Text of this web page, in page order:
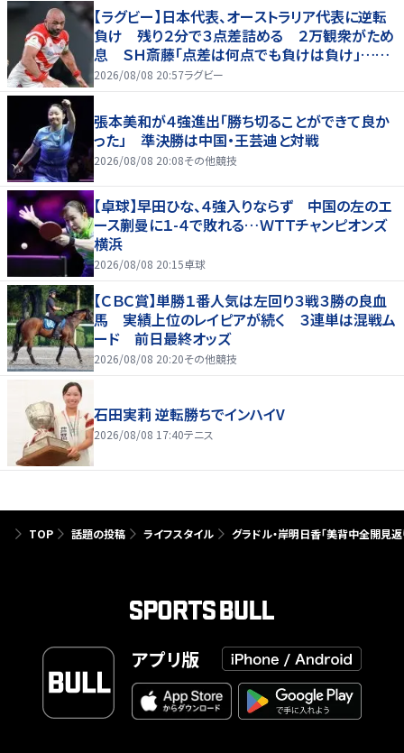
【ラグビー】日本代表、オーストラリア代表に逆転
負け 残り２分で３点差詰める ２万観衆がため
息 ＳＨ斎藤「点差は何点でも負けは負け」…前
半にＳＯ伊藤龍が先制トライ、３２ー３５で惜敗
2026/08/08 20:57ラグビー
張本美和が４強進出「勝ち切ることができて良か
った」 準決勝は中国・王芸迪と対戦
2026/08/08 20:08その他競技
【卓球】早田ひな、４強入りならず 中国の左のエ
ース蒯曼に１-４で敗れる…ＷＴＴチャンピオンズ
横浜
2026/08/08 20:15卓球
【ＣＢＣ賞】単勝１番人気は左回り３戦３勝の良血
馬 実績上位のレイピアが続く ３連単は混戦ム
ード 前日最終オッズ
2026/08/08 20:20その他競技
石田実莉 逆転勝ちでインハイV
2026/08/08 17:40テニス
TOP 話題の投稿 ライフスタイル グラドル・岸明日香「美背中全開見返
アプリ版